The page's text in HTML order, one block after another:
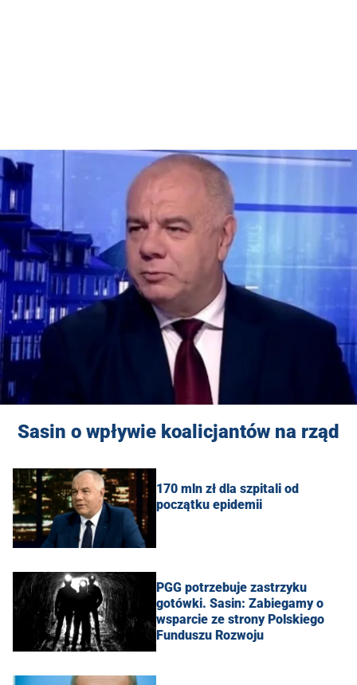
Sasin o wpływie koalicjantów na rząd
170 mln zł dla szpitali od
początku epidemii
PGG potrzebuje zastrzyku
gotówki. Sasin: Zabiegamy o
wsparcie ze strony Polskiego
Funduszu Rozwoju